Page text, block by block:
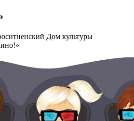
Дом культуры